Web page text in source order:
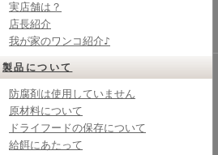
実店舗は？
店長紹介
我が家のワンコ紹介♪
製品について
防腐剤は使用していません
原材料について
ドライフードの保存について
給餌にあたって